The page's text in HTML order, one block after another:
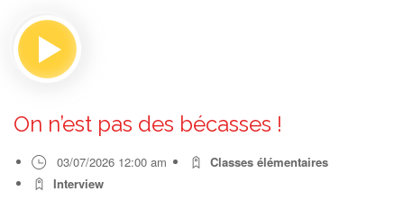
On n’est pas des bécasses !
03/07/2026 12:00 am
Classes élémentaires
Interview